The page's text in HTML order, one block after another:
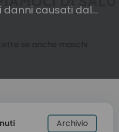
causati dal...
se anche maschi
Archivio